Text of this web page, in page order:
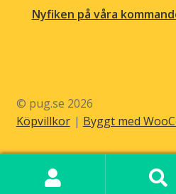
Nyfiken på våra
© pug.se 2026
Köpvillkor
Byggt med